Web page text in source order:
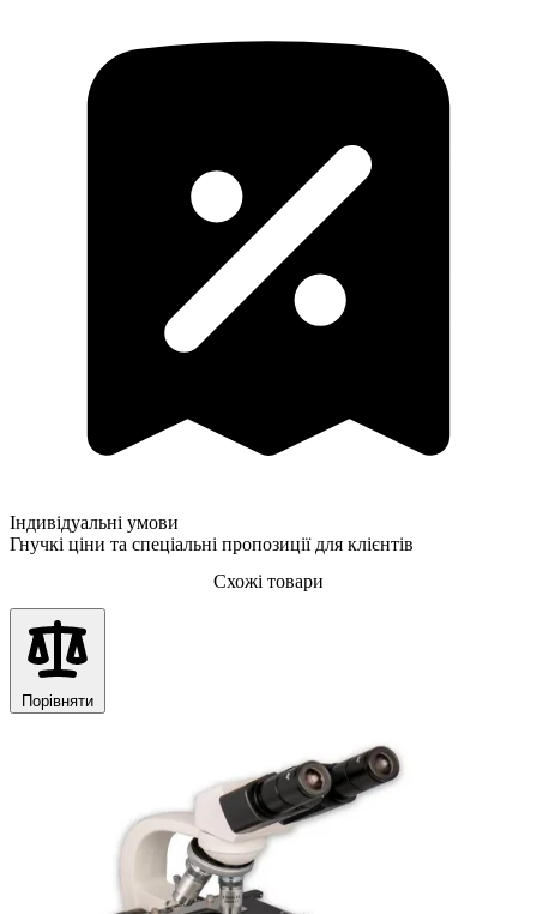
Індивідуальні умови
Гнучкі ціни та спеціальні пропозиції для клієнтів
Схожі товари
Порівняти